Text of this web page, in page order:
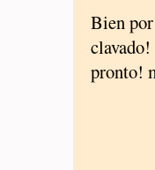
Bien
pronto!